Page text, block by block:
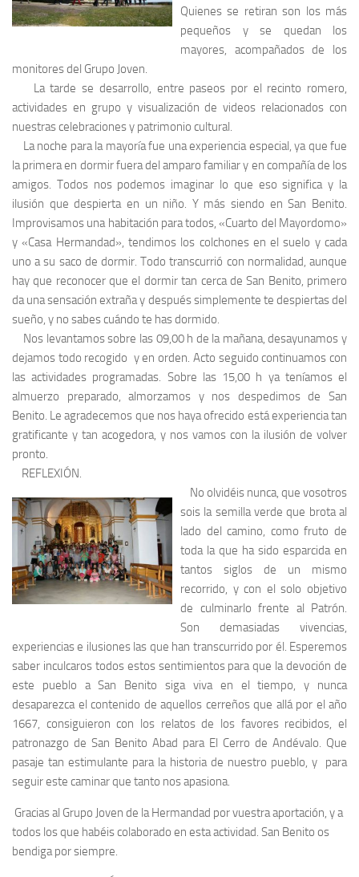
Quienes se retiran son los más
pequeños y se quedan los
mayores, acompañados de los
monitores del Grupo Joven.
La tarde se desarrollo, entre paseos por el recinto romero,
actividades en grupo y visualización de videos relacionados con
nuestras celebraciones y patrimonio cultural.
La noche para la mayoría fue una experiencia especial, ya que fue
la primera en dormir fuera del amparo familiar y en compañía de los
amigos. Todos nos podemos imaginar lo que eso significa y la
ilusión que despierta en un niño. Y más siendo en San Benito.
Improvisamos una habitación para todos, «Cuarto del Mayordomo»
y «Casa Hermandad», tendimos los colchones en el suelo y cada
uno a su saco de dormir. Todo transcurrió con normalidad, aunque
hay que reconocer que el dormir tan cerca de San Benito, primero
da una sensación extraña y después simplemente te despiertas del
sueño, y no sabes cuándo te has dormido.
Nos levantamos sobre las 09,00 h de la mañana, desayunamos y
dejamos todo recogido y en orden. Acto seguido continuamos con
las actividades programadas. Sobre las 15,00 h ya teníamos el
almuerzo preparado, almorzamos y nos despedimos de San
Benito. Le agradecemos que nos haya ofrecido está experiencia tan
gratificante y tan acogedora, y nos vamos con la ilusión de volver
pronto.
REFLEXIÓN.
No olvidéis nunca, que vosotros
sois la semilla verde que brota al
lado del camino, como fruto de
toda la que ha sido esparcida en
tantos siglos de un mismo
recorrido, y con el solo objetivo
de culminarlo frente al Patrón.
Son demasiadas vivencias,
experiencias e ilusiones las que han transcurrido por él. Esperemos
saber inculcaros todos estos sentimientos para que la devoción de
este pueblo a San Benito siga viva en el tiempo, y nunca
desaparezca el contenido de aquellos cerreños que allá por el año
1667, consiguieron con los relatos de los favores recibidos, el
patronazgo de San Benito Abad para El Cerro de Andévalo. Que
pasaje tan estimulante para la historia de nuestro pueblo, y para
seguir este caminar que tanto nos apasiona.
Gracias al Grupo Joven de la Hermandad por vuestra aportación, y a
todos los que habéis colaborado en esta actividad. San Benito os
bendiga por siempre.